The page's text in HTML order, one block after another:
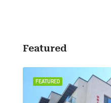
Featured
FEATURED